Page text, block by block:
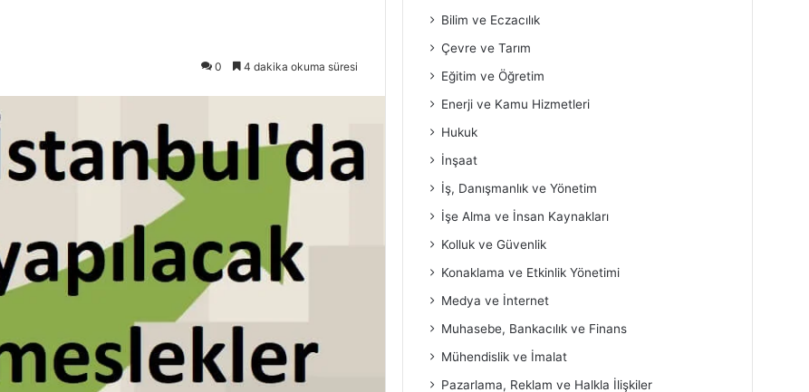
0 4 dakika okuma süresi
Bilim ve Eczacılık
Çevre ve Tarım
Eğitim ve Öğretim
Enerji ve Kamu Hizmetleri
Hukuk
İnşaat
İş, Danışmanlık ve Yönetim
İşe Alma ve İnsan Kaynakları
Kolluk ve Güvenlik
Konaklama ve Etkinlik Yönetimi
Medya ve İnternet
Muhasebe, Bankacılık ve Finans
Mühendislik ve İmalat
Pazarlama, Reklam ve Halkla İlişkiler